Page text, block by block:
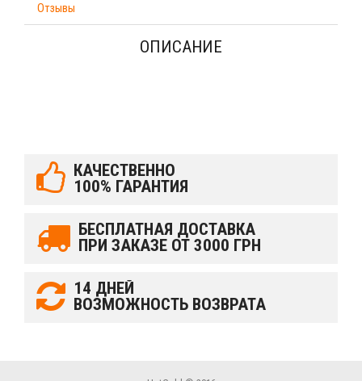
Отзывы
ОПИСАНИЕ
КАЧЕСТВЕННО
100% ГАРАНТИЯ
БЕСПЛАТНАЯ ДОСТАВКА
ПРИ ЗАКАЗЕ ОТ 3000 ГРН
14 ДНЕЙ
ВОЗМОЖНОСТЬ ВОЗВРАТА